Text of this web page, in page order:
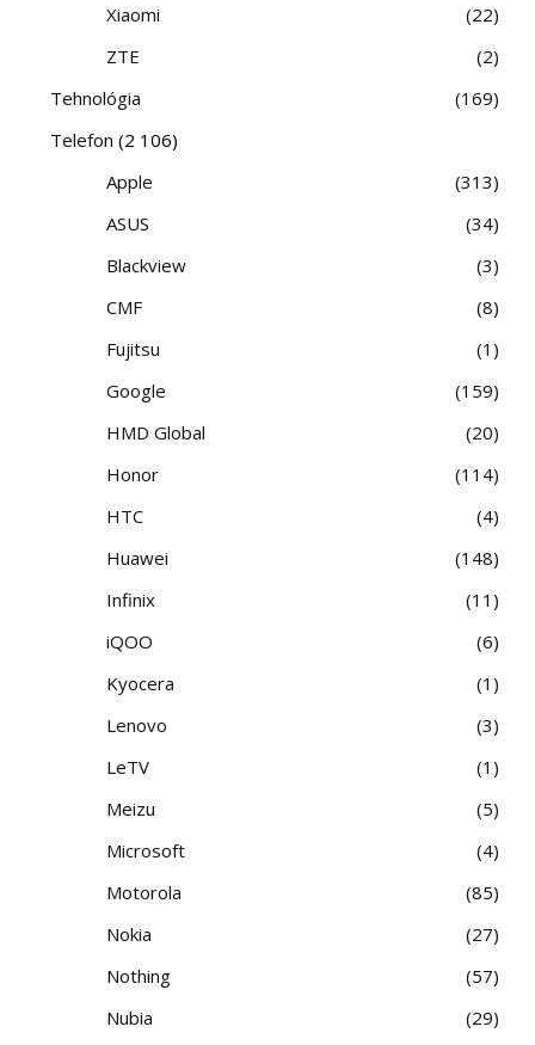
Xiaomi
22
ZTE
2
Tehnológia
169
Telefon (2 106)
Apple
313
ASUS
34
Blackview
3
CMF
8
Fujitsu
1
Google
159
HMD Global
20
Honor
114
HTC
4
Huawei
148
Infinix
11
iQOO
6
Kyocera
1
Lenovo
3
LeTV
1
Meizu
5
Microsoft
4
Motorola
85
Nokia
27
Nothing
57
Nubia
29